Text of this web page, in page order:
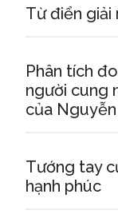
Từ điển giải
Phân tích
người cung
của Nguyễn
Tướng tay
hạnh phúc